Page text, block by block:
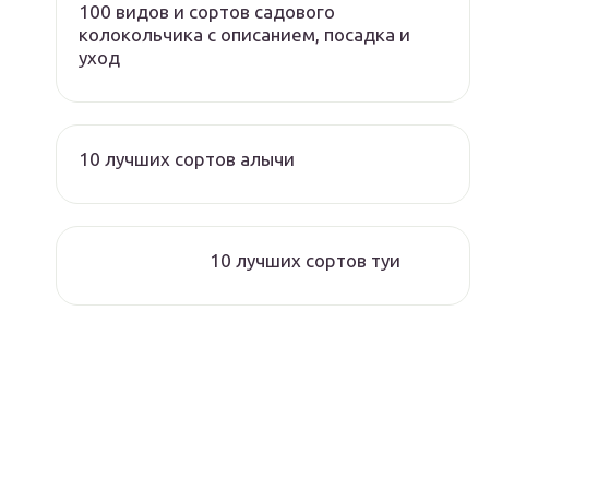
100 видов и сортов садового
колокольчика с описанием, посадка и
уход
10 лучших сортов алычи
10 лучших сортов туи